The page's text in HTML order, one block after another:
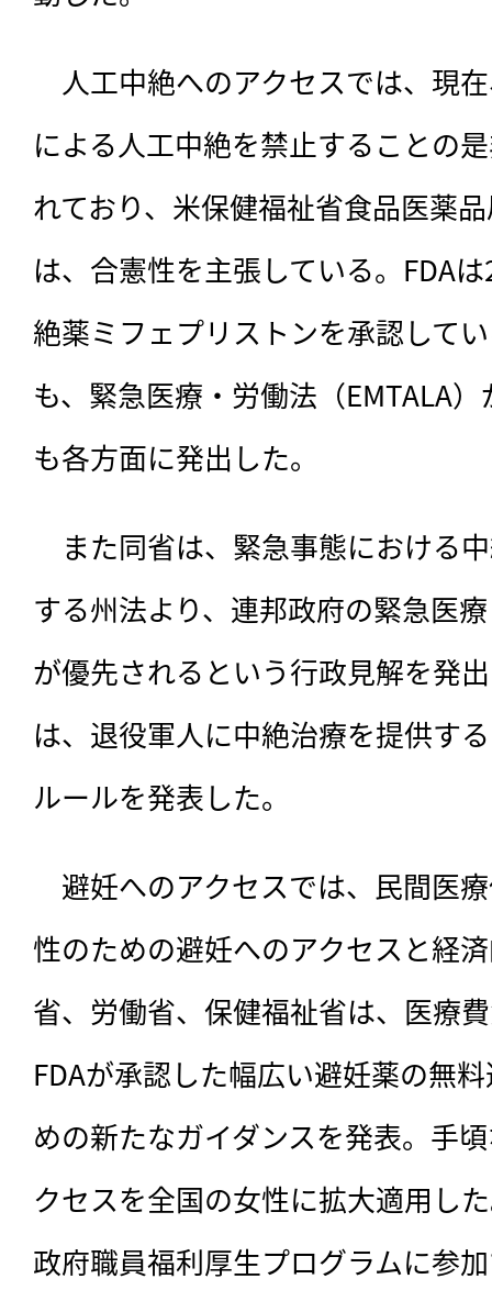
人工中絶へのアクセスでは、現
による人工中絶を禁止することの
れており、米保健福祉省食品医薬
は、合憲性を主張している。FDA
絶薬ミフェプリストンを承認して
も、緊急医療・労働法（EMTALA
も各方面に発出した。
また同省は、緊急事態における
する州法より、連邦政府の緊急医
が優先されるという行政見解を発
は、退役軍人に中絶治療を提供す
ルールを発表した。
避妊へのアクセスでは、民間医
性のための避妊へのアクセスと経
省、労働省、保健福祉省は、医療
FDAが承認した幅広い避妊薬の無
めの新たなガイダンスを発表。手
クセスを全国の女性に拡大適用し
政府職員福利厚生プログラムに参